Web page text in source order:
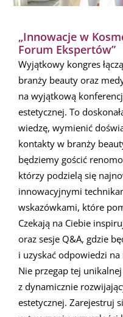
„Innowacje w
Forum Ekspertów”
Wyjątkowy kongres
branży beauty oraz
na wyjątkową
estetycznej. To
wiedzę, wymienić
kontakty w branży
będziemy gościć
którzy podzielą się
innowacyjnymi
wskazówkami, które
Czekają na Ciebie
oraz sesje Q&A, gdzie
i uzyskać odpowiedzi
Nie przegap tej
z dynamicznie
estetycznej. Zarejestruj